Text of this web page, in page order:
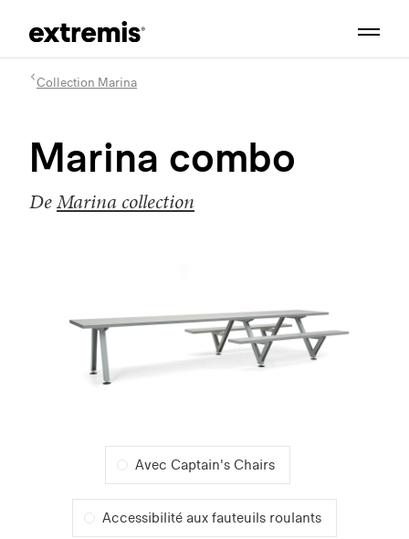
Collection Marina
Marina combo
DeMarina collection
Avec Captain's Chairs
Accessibilité aux fauteuils roulants